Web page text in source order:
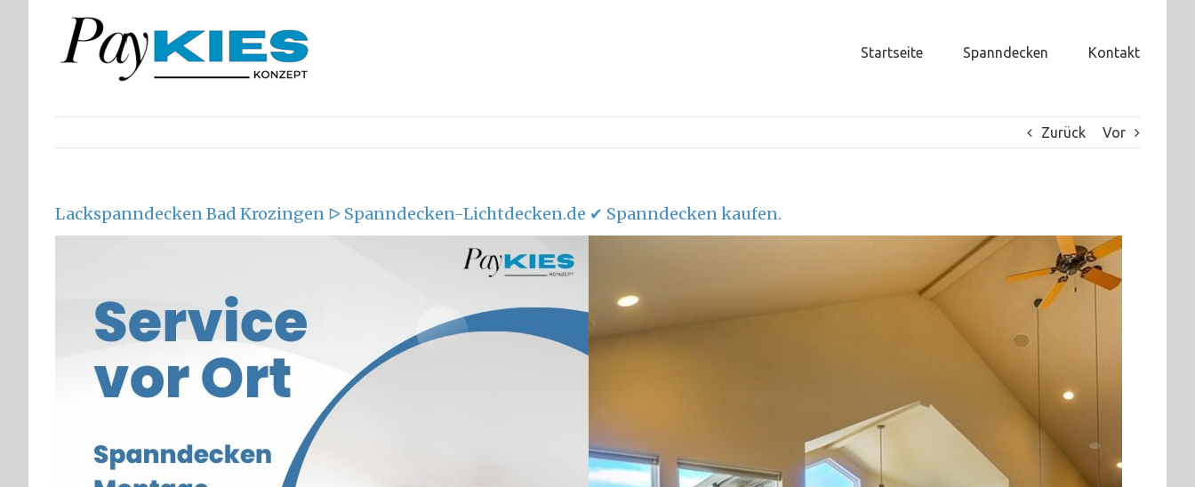
Startseite Spanndecken Kontakt
Zurück Vor
Lackspanndecken Bad Krozingen ᐅ Spanndecken-Lichtdecken.de ✔ Spanndecken kaufen.